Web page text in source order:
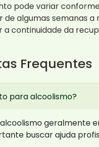
pode variar
de algumas semanas
continuidade da
Frequentes
para alcoolismo?
geralmente
buscar ajuda